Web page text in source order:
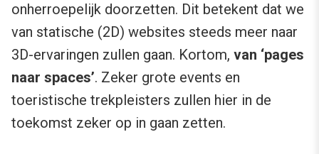
onherroepelijk doorzetten. Dit betekent dat we
van statische (2D) websites steeds meer naar
3D-ervaringen zullen gaan. Kortom, van ‘pages
naar spaces’. Zeker grote events en
toeristische trekpleisters zullen hier in de
toekomst zeker op in gaan zetten.